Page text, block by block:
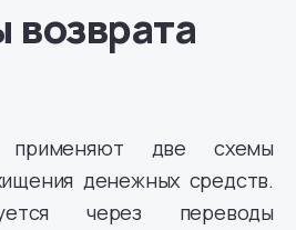
возврата
применяют две схемы
денежных средств.
через переводы